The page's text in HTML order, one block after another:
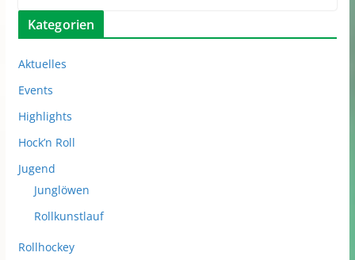
Kategorien
Aktuelles
Events
Highlights
Hock’n Roll
Jugend
Junglöwen
Rollkunstlauf
Rollhockey